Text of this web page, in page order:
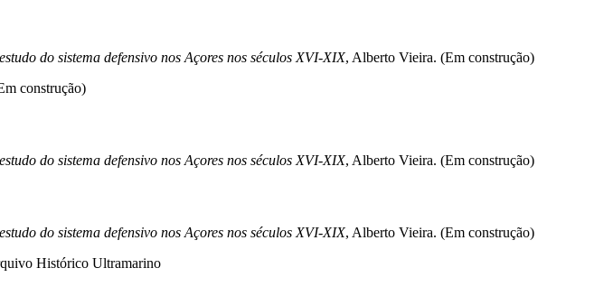
do sistema defensivo nos Açores nos séculos XVI-XIX, Alberto Vieira. (Em construção)
construção)
do sistema defensivo nos Açores nos séculos XVI-XIX, Alberto Vieira. (Em construção)
do sistema defensivo nos Açores nos séculos XVI-XIX, Alberto Vieira. (Em construção)
Histórico Ultramarino